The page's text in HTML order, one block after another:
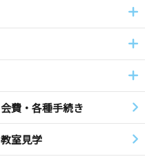
会費・各種手続き
教室見学